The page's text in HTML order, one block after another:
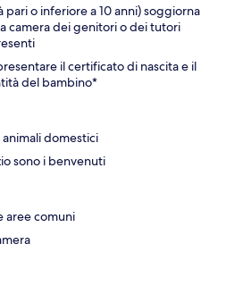
pari o inferiore a 10 anni) soggiorna
camera dei genitori o dei tutori
il certificato di nascita e il
del bambino*
domestici
sono i benvenuti
aree comuni